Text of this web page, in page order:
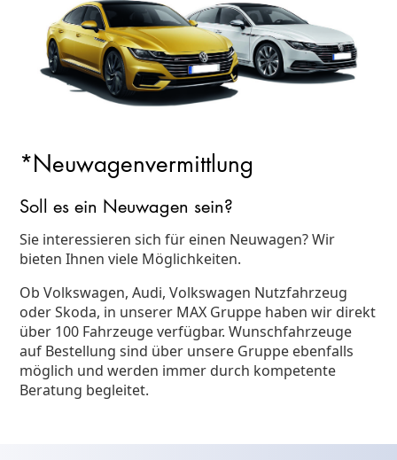
*Neuwagenvermittlung
Soll es ein Neuwagen sein?
Sie interessieren sich für einen Neuwagen? Wir
bieten Ihnen viele Möglichkeiten.
Ob Volkswagen, Audi, Volkswagen Nutzfahrzeug
oder Skoda, in unserer MAX Gruppe haben wir direkt
über 100 Fahrzeuge verfügbar. Wunschfahrzeuge
auf Bestellung sind über unsere Gruppe ebenfalls
möglich und werden immer durch kompetente
Beratung begleitet.